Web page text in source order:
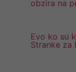
obzira na
Evo ko su
Stranke za